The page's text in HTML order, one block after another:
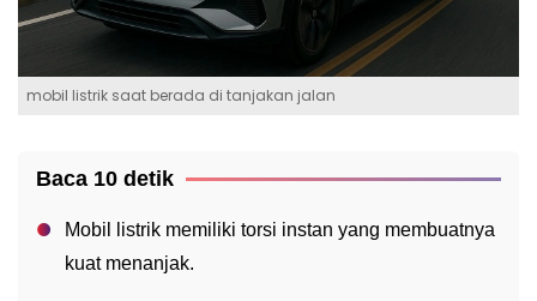
mobil listrik saat berada di tanjakan jalan
Baca 10 detik
Mobil listrik memiliki torsi instan yang membuatnya
kuat menanjak.